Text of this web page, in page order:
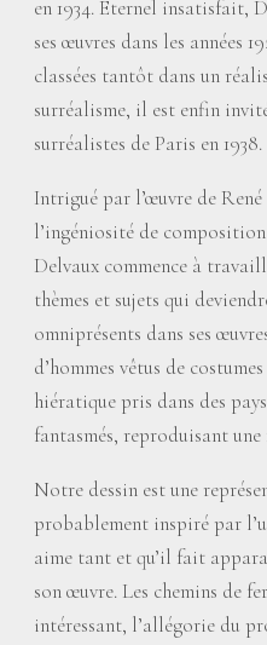
en 1934. Éternel insatisfait,
ses œuvres dans les années
classées tantôt dans un
surréalisme, il est enfin
surréalistes de Paris en 1938.
Intrigué par l’œuvre de
l’ingéniosité de
Delvaux commence à
thèmes et sujets qui
omniprésents dans ses
d’hommes vêtus de
hiératique pris dans des
fantasmés, reproduisant
Notre dessin est une
probablement inspiré par
aime tant et qu’il fait
son œuvre. Les chemins de
intéressant, l’allégorie du